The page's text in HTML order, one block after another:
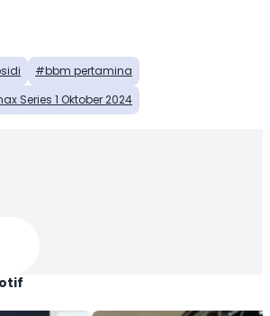
bbm pertamina
Series 1 Oktober 2024